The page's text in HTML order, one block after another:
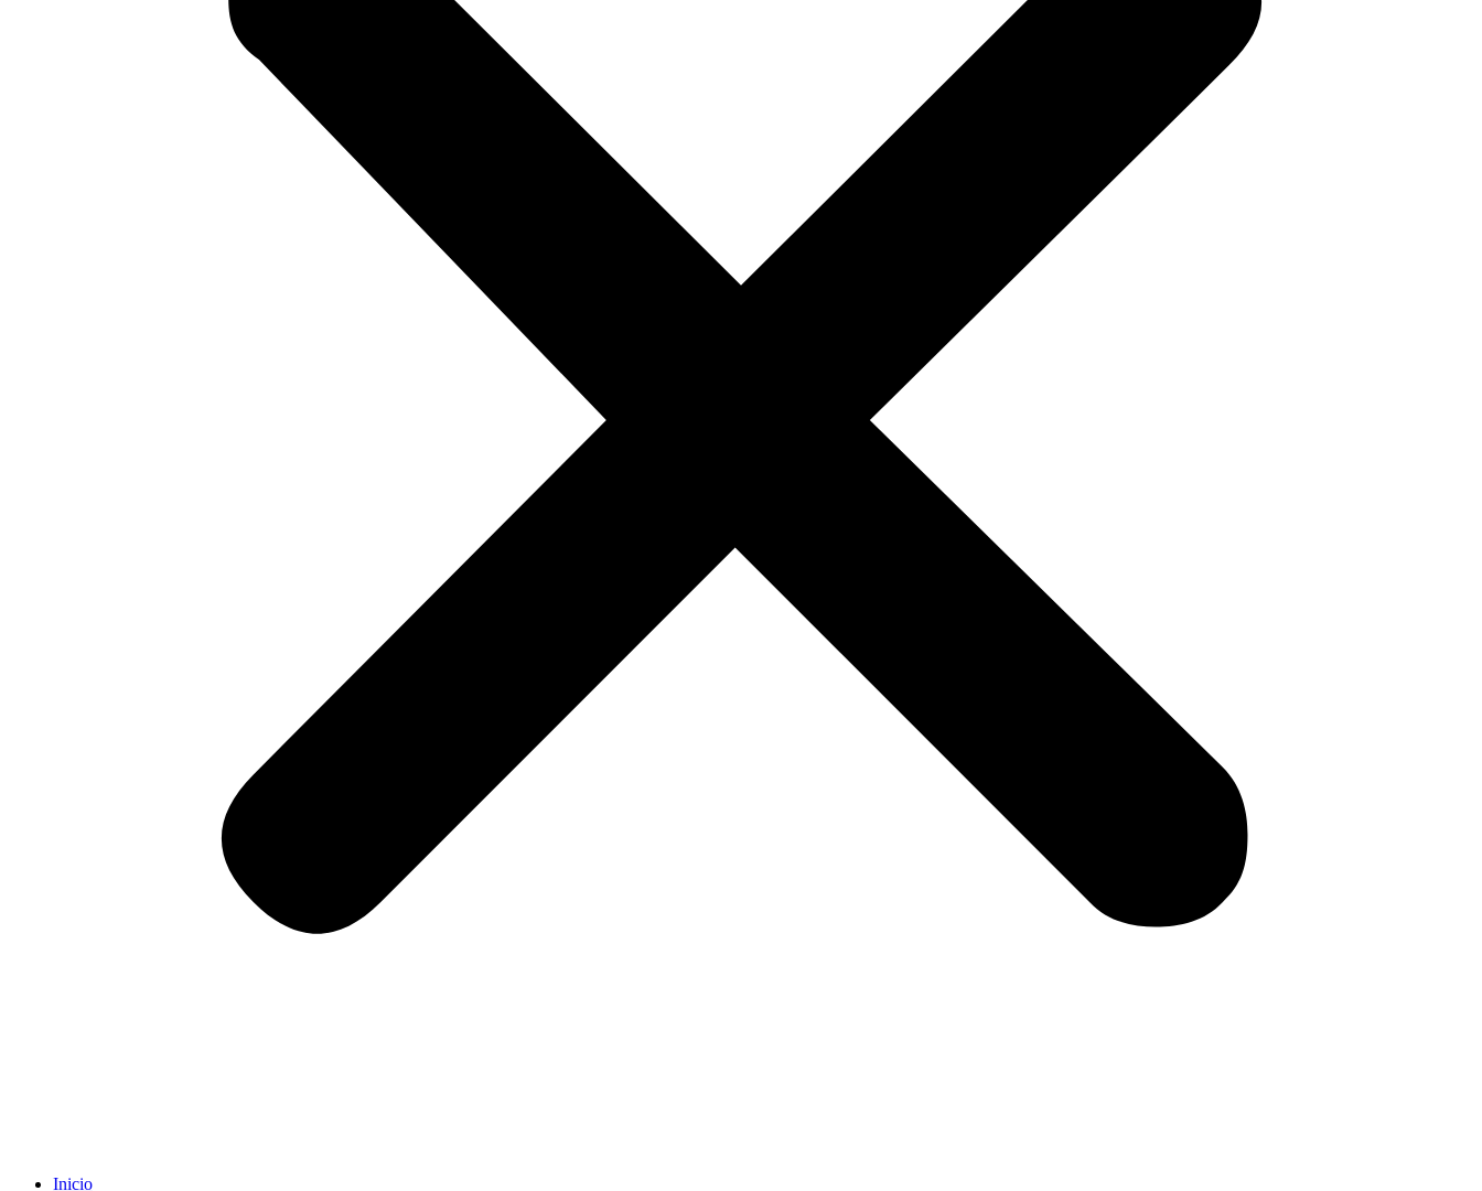
Inicio